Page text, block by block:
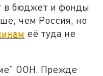
в бюджет и фонды
чем Россия, но
её туда не
ООН. Прежде